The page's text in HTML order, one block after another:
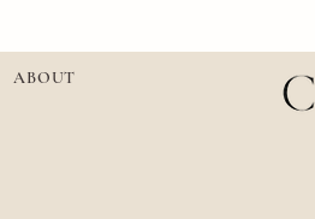
ABOUT